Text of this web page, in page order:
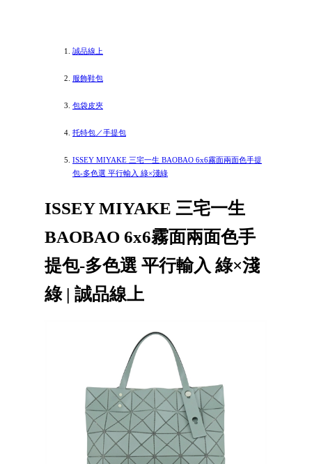
誠品線上
服飾鞋包
包袋皮夾
托特包／手提包
ISSEY MIYAKE 三宅一生 BAOBAO 6x6霧面兩面色手提
包-多色選 平行輸入 綠×淺綠
ISSEY MIYAKE 三宅一生
BAOBAO 6x6霧面兩面色手
提包-多色選 平行輸入 綠×淺
綠 | 誠品線上